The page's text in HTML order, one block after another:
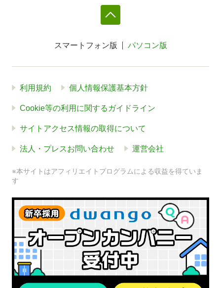
スマートフォン版 パソコン版
利用規約 個人情報保護基本方針
Cookie等の利用に関するガイドライン
サイトアクセス情報の取得について
法人・プレスお問い合わせ 運営会社
※本サイトはアフィリエイトプログラムによる収益を得ていま
す